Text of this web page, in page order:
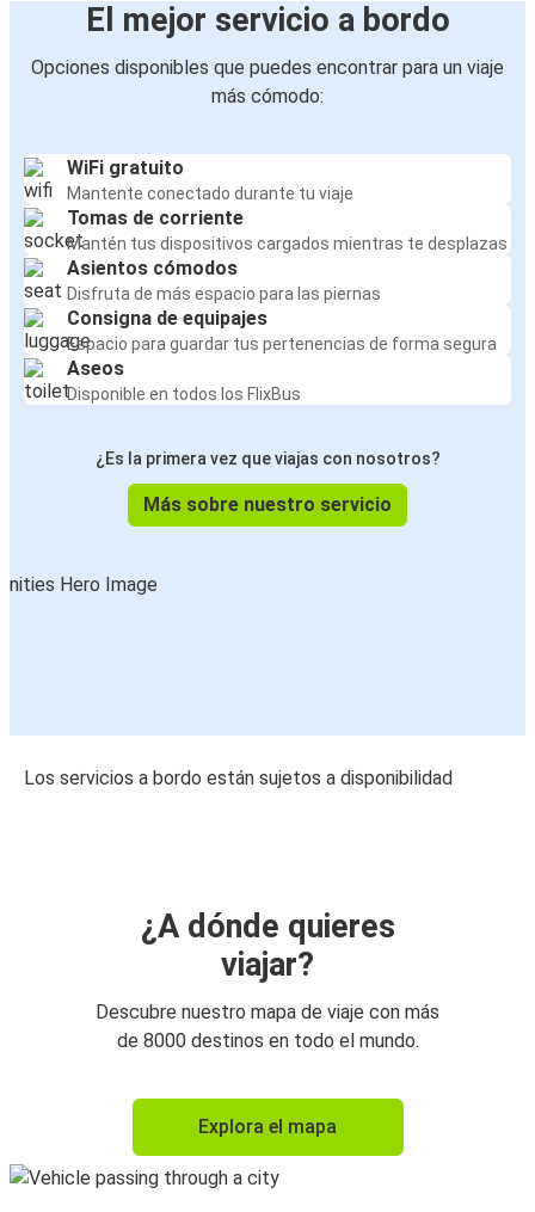
El mejor servicio a bordo
Opciones disponibles que puedes encontrar para un viaje
más cómodo:
WiFi gratuito
Mantente conectado durante tu viaje
Tomas de corriente
Mantén tus dispositivos cargados mientras te desplazas
Asientos cómodos
Disfruta de más espacio para las piernas
Consigna de equipajes
Espacio para guardar tus pertenencias de forma segura
Aseos
Disponible en todos los FlixBus
¿Es la primera vez que viajas con nosotros?
Más sobre nuestro servicio
Los servicios a bordo están sujetos a disponibilidad
¿A dónde quieres
viajar?
Descubre nuestro mapa de viaje con más
de 8000 destinos en todo el mundo.
Explora el mapa